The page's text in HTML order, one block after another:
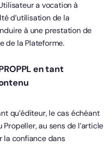
a vocation à
d’utilisation de la
à une prestation de
de la Plateforme.
en tant
qu’éditeur, le cas échéant
au sens de l’article
la confiance dans